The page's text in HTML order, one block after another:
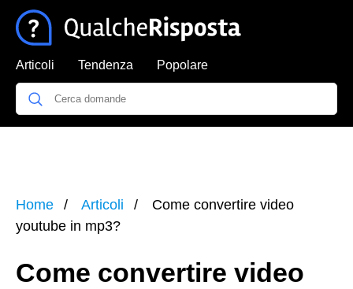
Articoli Tendenza Popolare
Home Articoli
Come convertire video
youtube in mp3?
Come convertire video